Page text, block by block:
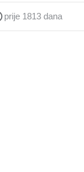
prije 1813 dana